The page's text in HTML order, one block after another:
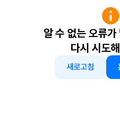
알 수 없는 오류
다시 시도
새로고침